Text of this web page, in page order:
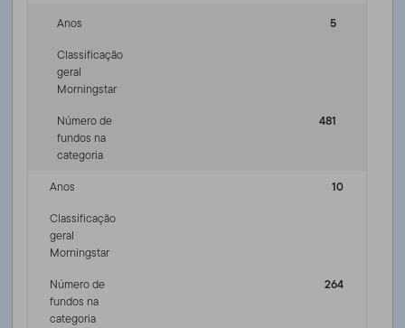
Anos
5
Classificação
geral
Morningstar
Número de
fundos na
categoria
481
Anos
10
Classificação
geral
Morningstar
Número de
fundos na
categoria
264